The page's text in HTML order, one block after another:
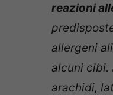
reazioni
allergeni
alcuni cibi.
arachidi,